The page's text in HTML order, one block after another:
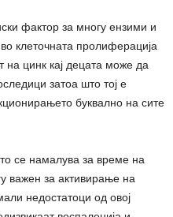
фактор за многу ензими и
клеточната пролиферација
на цинк кај децата може да
затоа што тој е
буквално на сите
се намалува за време на
важен за активирање на
недостатоци од овој